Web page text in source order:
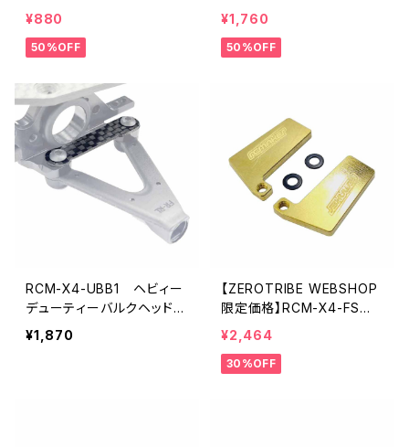
D Pro ターンバックルツー
B2 & XB4 用)
¥880
50%OFF
ツィークスティックエンドプ
レートセット Oリング付き X
RAY X4用
¥1,760
50%OFF
RCM-X4-UBB1 ヘビィー
デューティーバルクヘッドブ
レースセット XRAY X4用(1
mm)
¥1,870
【ZEROTRIBE WEBSHOP
限定価格】RCM-X4-FSW
真鍮製LCGフロントサイ
ドウェイトセット（合計14g）
¥2,464
30%OFF